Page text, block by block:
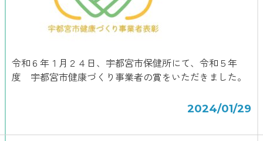
令和６年１月２４日、宇都宮市保健所にて、令和５年
度 宇都宮市健康づくり事業者の賞をいただきました。
2024/01/29